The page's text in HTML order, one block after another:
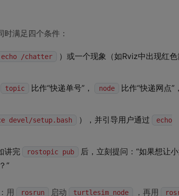
满足四个条件：
/chatter
）或一个现象（如Rviz中出现红
topic 比作“快递单号”， node 比作“快递网点”，
devel/setup.bash ），并引导用户通过
echo
讲完 rostopic pub
后，立刻提问：“如果想让
”
用 rosrun 启动 turtlesim_node ，再用